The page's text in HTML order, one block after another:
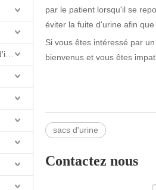
par le patient lorsqu'il se
éviter la fuite d'urine afin
Si vous êtes intéressé par
bienvenus et vous êtes
sacs d'urine
Contactez nous